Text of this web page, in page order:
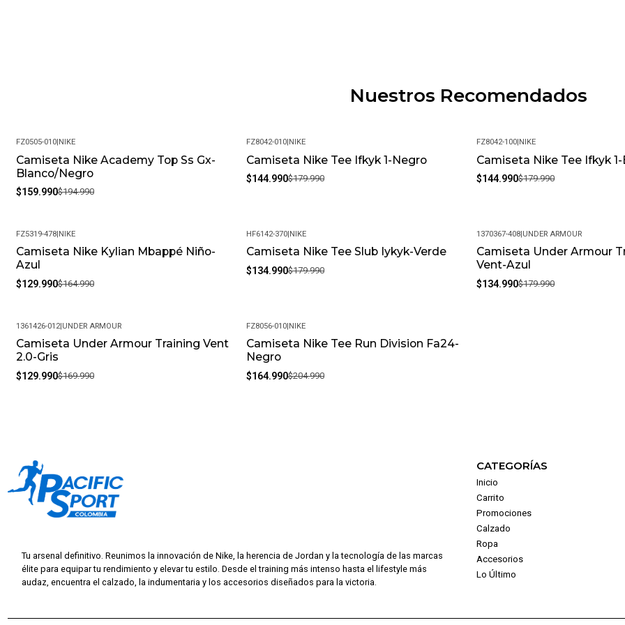
Política de Devoluciones: Si
ofrecemos una política de
¿Cómo debo cuidar mis
condiciones, recomendamos
químicos fuertes.
Nuestros Recomendados
-18%
FZ0505-010|NIKE
Camiseta Nike Academy Top Ss Gx-
Blanco/Negro
$159.990$194.990
-19%
FZ8042-010|NIKE
Camiseta Nike Tee Ifkyk 1-Negro
$144.990$179.990
-19%
FZ8042-100|NIKE
Camiseta Nike Tee Ifkyk
$144.990$179.990
-21%
FZ5319-478|NIKE
Camiseta Nike Kylian Mbappé Niño-
Azul
$129.990$164.990
-25%
HF6142-370|NIKE
Camiseta Nike Tee Slub Iykyk-Verde
$134.990$179.990
-25%
1370367-408|UNDER ARMOUR
Camiseta Under Armour
Vent-Azul
$134.990$179.990
-24%
1361426-012|UNDER ARMOUR
Camiseta Under Armour Training Vent
2.0-Gris
$129.990$169.990
-20%
FZ8056-010|NIKE
Camiseta Nike Tee Run Division Fa24-
Negro
$164.990$204.990
Tu arsenal definitivo. Reunimos la innovación de Nike, la herencia de Jordan y la tecnología de las marcas
élite para equipar tu rendimiento y elevar tu estilo. Desde el training más intenso hasta el lifestyle más
audaz, encuentra el calzado, la indumentaria y los accesorios diseñados para la victoria.
CATEGORÍAS
Inicio
Carrito
Promociones
Calzado
Ropa
Accesorios
Lo Último